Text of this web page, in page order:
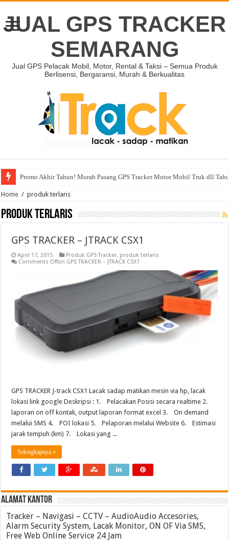
JUAL GPS TRACKER
SEMARANG
Jual GPS Pelacak Mobil, Motor, Rental & Taksi – Semua Produk
Berlisensi, Bergaransi, Murah & Berkualitas
Promo Akhir Tahun! Murah Pasang GPS Tracker Motor Mobil Truk dll
Home / produk terlaris
produk terlaris
GPS TRACKER – JTRACK CSX1
April 17, 2015 Produk GPS Tracker, produk terlaris
Comments Offon GPS TRACKER – JTRACK CSX1
GPS TRACKER J-track CSX1 Lacak sadap matikan mesin via hp, lacak
lokasi link google Deskripsi : 1. Pelacakan Posisi secara realtime 2.
laporan on off kontak, output laporan format excel 3. On demand
melalui SMS 4. POI lokasi 5. Pelaporan melalui Website 6. Estimasi
jarak tempuh (km) 7. Lokasi yang ...
Selengkapnya »
ALAMAT KANTOR
Tracker – Navigasi – CCTV – AudioAudio Accesories,
Alarm Security System, Lacak Monitor, ON OF Via SMS,
Free Web Online Service 24 Jam